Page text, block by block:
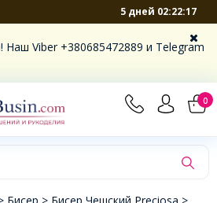
5 дней 02:22:16
Viber +380685472889 и Telegram
0